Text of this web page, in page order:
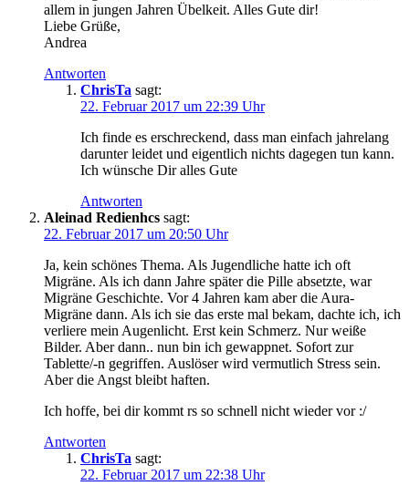
allem in jungen Jahren Übelkeit. Alles Gute dir!
Liebe Grüße,
Andrea
Antworten
ChrisTa sagt:
22. Februar 2017 um 22:39 Uhr
Ich finde es erschreckend, dass man einfach jahrelang
darunter leidet und eigentlich nichts dagegen tun kann.
Ich wünsche Dir alles Gute
Antworten
Aleinad Redienhcs sagt:
22. Februar 2017 um 20:50 Uhr
Ja, kein schönes Thema. Als Jugendliche hatte ich oft
Migräne. Als ich dann Jahre später die Pille absetzte, war
Migräne Geschichte. Vor 4 Jahren kam aber die Aura-
Migräne dann. Als ich sie das erste mal bekam, dachte ich, ich
verliere mein Augenlicht. Erst kein Schmerz. Nur weiße
Bilder. Aber dann.. nun bin ich gewappnet. Sofort zur
Tablette/-n gegriffen. Auslöser wird vermutlich Stress sein.
Aber die Angst bleibt haften.
Ich hoffe, bei dir kommt rs so schnell nicht wieder vor :/
Antworten
ChrisTa sagt:
22. Februar 2017 um 22:38 Uhr